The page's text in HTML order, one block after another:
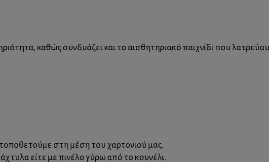
καθώς συνδυάζει και το αισθητηριακό παιχνίδι που
στη μέση του χαρτονιού μας.
είτε με πινέλο γύρω από το κουνέλι.